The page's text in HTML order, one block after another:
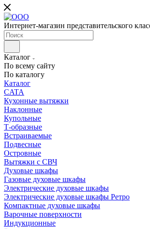
Интернет-магазин представительского
Каталог
По всему сайту
По каталогу
Каталог
CATA
Кухонные вытяжки
Наклонные
Купольные
Т-образные
Встраиваемые
Подвесные
Островные
Вытяжки с СВЧ
Духовые шкафы
Газовые духовые шкафы
Электрические духовые шкафы
Электрические духовые шкафы Ретро
Компактные духовые шкафы
Варочные поверхности
Индукционные